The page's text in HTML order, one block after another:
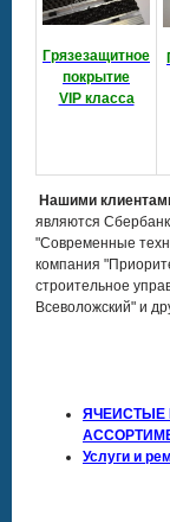
Грязезащитное
покрытие
VIP класса
Нашими
являются
"Современные
компания
строительное
Всеволожский" и
ЯЧЕИСТЫЕ
Услуги и